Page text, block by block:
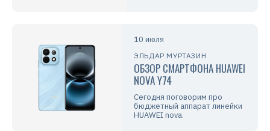
10 июля
ЭЛЬДАР МУРТАЗИН
ОБЗОР СМАРТФОНА HUAWEI
NOVA Y74
Сегодня поговорим про
бюджетный аппарат линейки
HUAWEI nova.